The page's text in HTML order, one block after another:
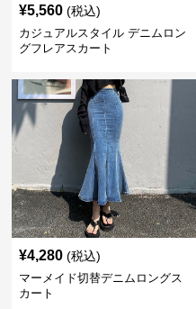
¥5,560 (税込)
カジュアルスタイル デニムロン
グフレアスカート
¥4,280 (税込)
マーメイド切替デニムロングス
カート